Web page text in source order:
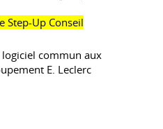
Step-Up Conseil
commun aux
E. Leclerc